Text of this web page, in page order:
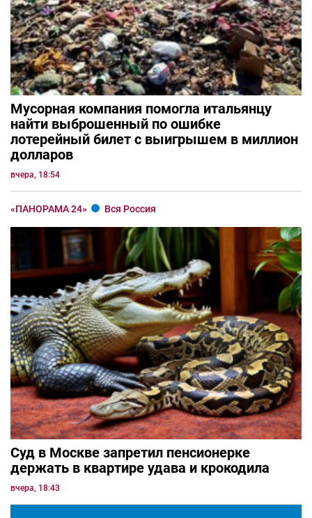
Мусорная компания помогла итальянцу
найти выброшенный по ошибке
лотерейный билет с выигрышем в миллион
долларов
вчера, 18:54
«ПАНОРАМА 24» Вся Россия
Суд в Москве запретил пенсионерке
держать в квартире удава и крокодила
вчера, 18:43